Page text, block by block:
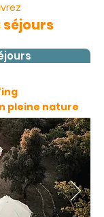
séjours
pleine nature